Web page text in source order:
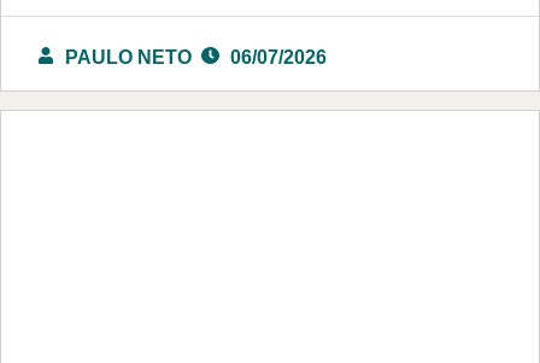
PAULO NETO 06/07/2026